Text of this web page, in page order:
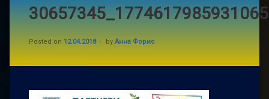
Posted on 12.04.2018 by Анна Форис